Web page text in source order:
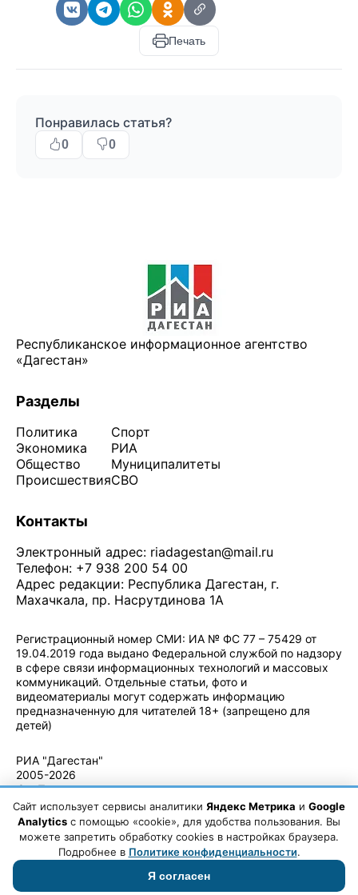
Печать
Понравилась статья?
0 0
Республиканское информационное агентство
«Дагестан»
Разделы
Политика
Экономика
Общество
Происшествия
Спорт
РИА
Муниципалитеты
СВО
Контакты
Электронный адрес: riadagestan@mail.ru
Телефон: +7 938 200 54 00
Адрес редакции: Республика Дагестан, г.
Махачкала, пр. Насрутдинова 1А
Регистрационный номер СМИ: ИА № ФС 77 – 75429 от
19.04.2019 года выдано Федеральной службой по надзору
в сфере связи информационных технологий и массовых
коммуникаций. Отдельные статьи, фото и
видеоматериалы могут содержать информацию
предназначенную для читателей 18+ (запрещено для
детей)
РИА "Дагестан"
2005-2026
© - Правила
использования
материалов.
Авторские
Сайт использует сервисы аналитики Яндекс Метрика и Google
Analytics с помощью «cookie», для удобства пользования. Вы
можете запретить обработку cookies в настройках браузера.
Подробнее в Политике конфиденциальности.
Я согласен